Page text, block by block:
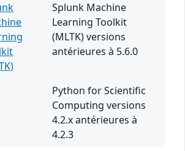
Splunk Machine
Learning Toolkit
(MLTK) versions
antérieures à 5.6.0
Python for Scientific
Computing versions
4.2.x antérieures à
4.2.3